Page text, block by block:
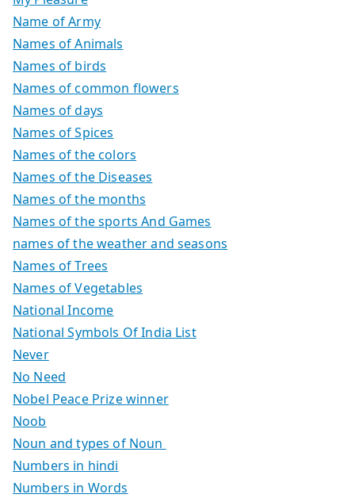
Name of Army
Names of Animals
Names of birds
Names of common flowers
Names of days
Names of Spices
Names of the colors
Names of the Diseases
Names of the months
Names of the sports And Games
names of the weather and seasons
Names of Trees
Names of Vegetables
National Income
National Symbols Of India List
Never
No Need
Nobel Peace Prize winner
Noob
Noun and types of Noun
Numbers in hindi
Numbers in Words